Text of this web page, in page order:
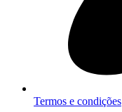
Termos e condições